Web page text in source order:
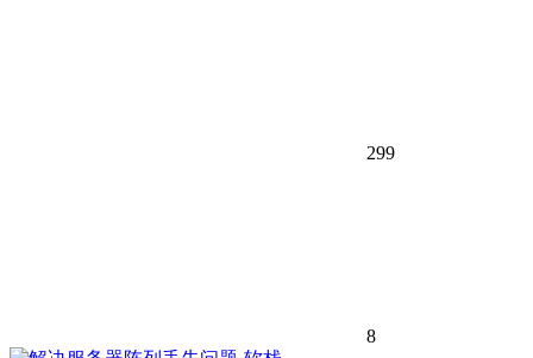
299
8